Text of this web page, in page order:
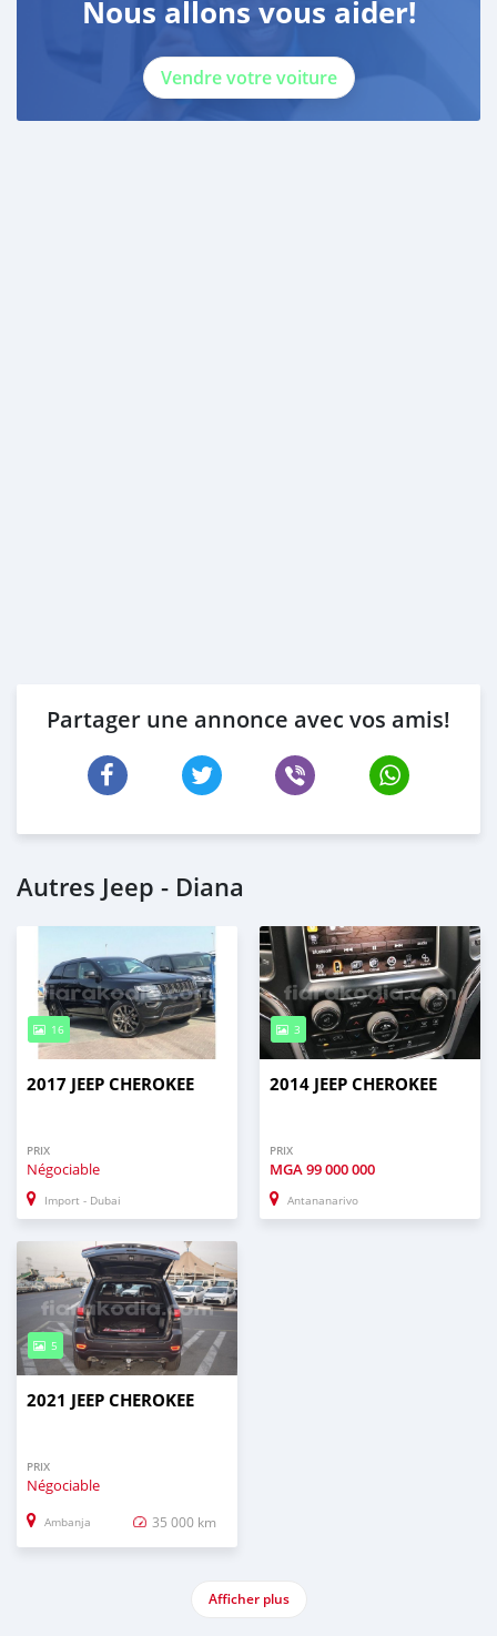
Nous allons vous aider!
Vendre votre voiture
Partager une annonce avec vos amis!
Autres Jeep - Diana
16
2017 JEEP CHEROKEE
PRIX
Négociable
Import - Dubai
3
2014 JEEP CHEROKEE
PRIX
MGA99 000 000
Antananarivo
5
2021 JEEP CHEROKEE
PRIX
Négociable
Ambanja 35 000 km
Afficher plus